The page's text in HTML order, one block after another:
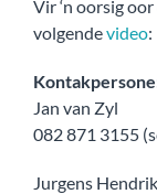
Vir ‘n oorsig
volgendevideo:
Jan van Zyl
082 871 3155
Jurgens